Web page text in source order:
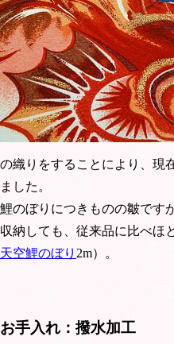
の織りをすることにより、現
ました。
鯉のぼりにつきものの皺です
収納しても、従来品に比べほ
天空鯉のぼり 2m）。
お手入れ：撥水加工